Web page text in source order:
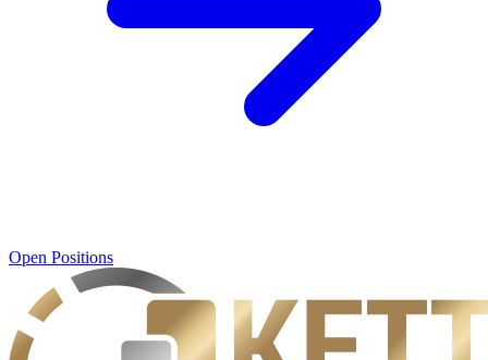
Open Positions